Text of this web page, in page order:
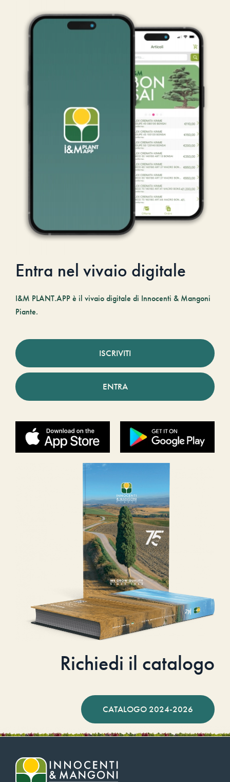
Entra nel vivaio digitale
I&M PLANT.APP è il vivaio digitale di Innocenti & Mangoni
Piante.
ISCRIVITI
ENTRA
Richiedi il catalogo
CATALOGO 2024-2026